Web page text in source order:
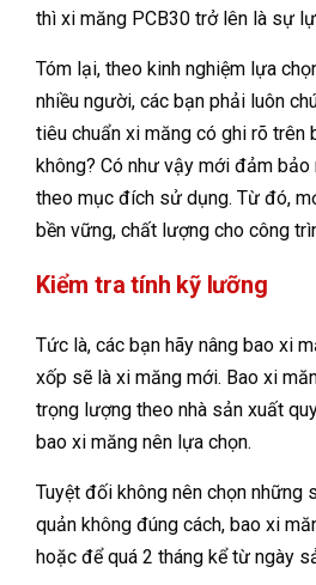
thì xi măng PCB30 trở lên là sự
Tóm lại, theo kinh nghiệm lựa
nhiều người, các bạn phải luôn
tiêu chuẩn xi măng có ghi rõ trên
không? Có như vậy mới đảm
theo mục đích sử dụng. Từ đó,
bền vững, chất lượng cho công
Kiểm tra tính kỹ lưỡng
Tức là, các bạn hãy nâng bao xi
xốp sẽ là xi măng mới. Bao xi
trọng lượng theo nhà sản xuất
bao xi măng nên lựa chọn.
Tuyệt đối không nên chọn những
quản không đúng cách, bao xi
hoặc để quá 2 tháng kể từ ngày